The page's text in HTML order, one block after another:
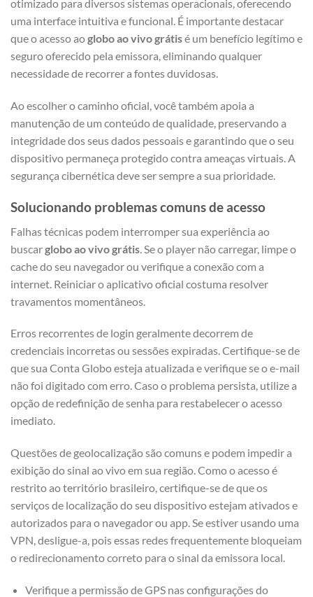
otimizado para diversos sistemas operacionais, oferecendo
uma interface intuitiva e funcional. É importante destacar
que o acesso aoglobo ao vivo grátisé um benefício legítimo e
seguro oferecido pela emissora, eliminando qualquer
necessidade de recorrer a fontes duvidosas.
Ao escolher o caminho oficial, você também apoia a
manutenção de um conteúdo de qualidade, preservando a
integridade dos seus dados pessoais e garantindo que o seu
dispositivo permaneça protegido contra ameaças virtuais. A
segurança cibernética deve ser sempre a sua prioridade.
Solucionando problemas comuns de acesso
Falhas técnicas podem interromper sua experiência ao
buscarglobo ao vivo grátis . Se o player não carregar, limpe o
cache do seu navegador ou verifique a conexão com a
internet. Reiniciar o aplicativo oficial costuma resolver
travamentos momentâneos.
Erros recorrentes de login geralmente decorrem de
credenciais incorretas ou sessões expiradas. Certifique-se de
que sua Conta Globo esteja atualizada e verifique se o e-mail
não foi digitado com erro. Caso o problema persista, utilize a
opção de redefinição de senha para restabelecer o acesso
imediato.
Questões de geolocalização são comuns e podem impedir a
exibição do sinal ao vivo em sua região. Como o acesso é
restrito ao território brasileiro, certifique-se de que os
serviços de localização do seu dispositivo estejam ativados e
autorizados para o navegador ou app. Se estiver usando uma
VPN, desligue-a, pois essas redes frequentemente bloqueiam
o redirecionamento correto para o sinal da emissora local.
Verifique a permissão de GPS nas configurações do